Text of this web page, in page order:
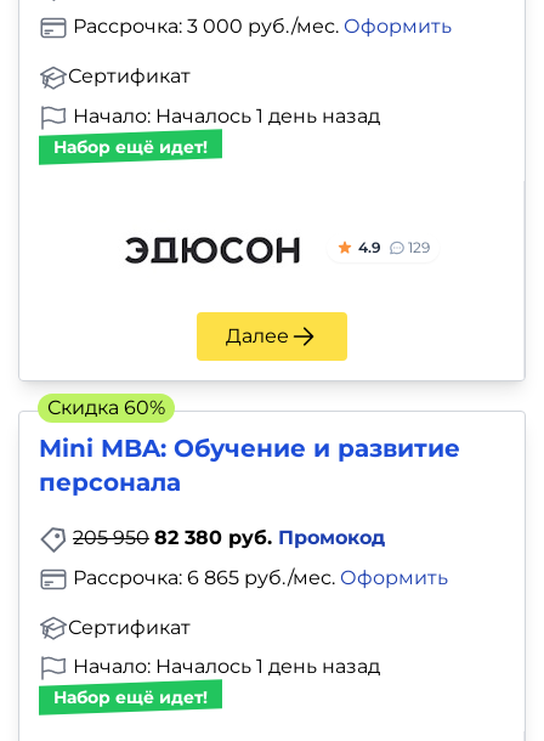
Сертификат
Рассрочка: 3 000 руб./мес. Оформить
Начало: Началось 1 день назад
Набор ещё идет!
4.9 129
Далее
Mini MBA: Обучение и развитие
персонала
205 950 82 380 руб. Промокод
Сертификат
Рассрочка: 6 865 руб./мес. Оформить
Начало: Началось 1 день назад
Набор ещё идет!
Скидка 60%